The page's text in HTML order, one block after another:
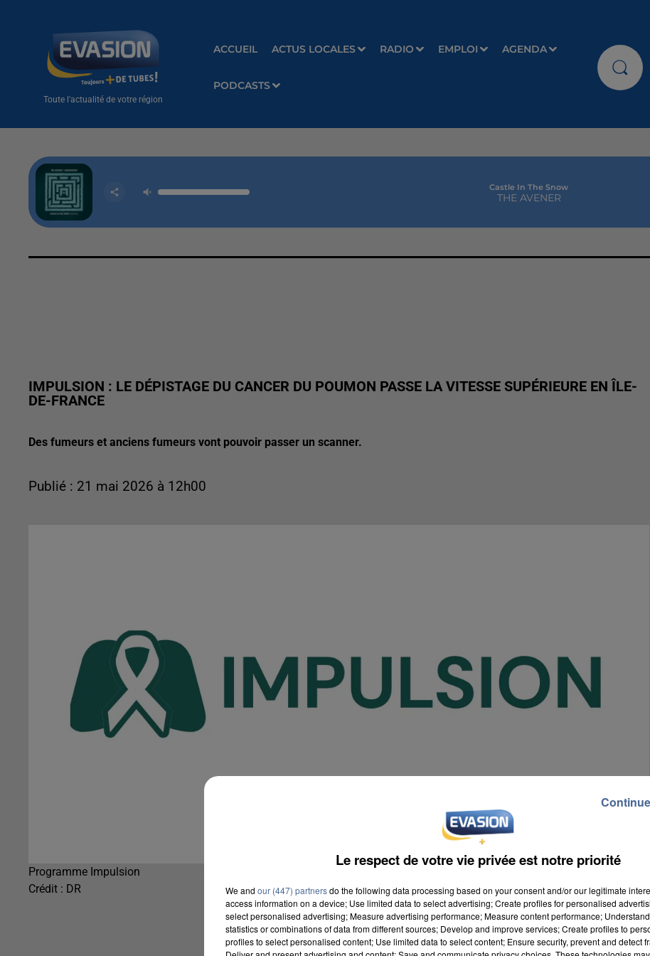
Toute l'actualité de votre région
ACCUEIL ACTUS LOCALES RADIO EMPLOI AGENDA
PODCASTS
Castle In The Snow
THE AVENER
IMPULSION : LE DÉPISTAGE DU CANCER DU POUMON PASSE LA VITESSE SUPÉRIEURE EN ÎLE-
DE-FRANCE
Des fumeurs et anciens fumeurs vont pouvoir passer un scanner.
Publié : 21 mai 2026 à 12h00
Programme Impulsion
Crédit : DR
Le respect de votre vie privée est notre priorité
We and our (447) partnersdo the following data processing based on your consent and/or our legitimate
access information on a device; Use limited data to select advertising; Create profiles for personalised
select personalised advertising; Measure advertising performance; Measure content performance;
statistics or combinations of data from different sources; Develop and improve services; Create profiles to
profiles to select personalised content; Use limited data to select content; Ensure security, prevent and detect